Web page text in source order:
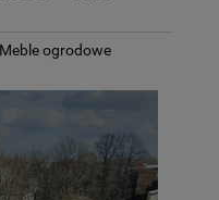
Meble ogrodowe